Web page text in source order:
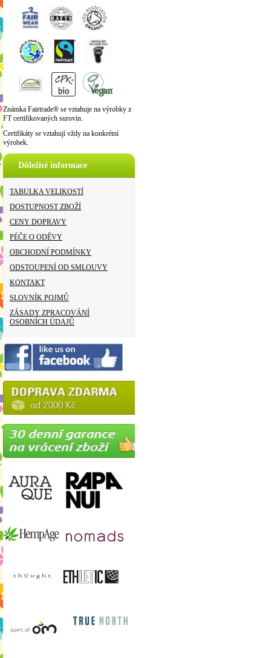
Známka Fairtrade® se vztahuje na výrobky z
FT certifikovaných surovin.
Certifikáty se vztahují vždy na konkrétní
výrobek.
Důležité informace
TABULKA VELIKOSTÍ
DOSTUPNOST ZBOŽÍ
CENY DOPRAVY
PÉČE O ODĚVY
OBCHODNÍ PODMÍNKY
ODSTOUPENÍ OD SMLOUVY
KONTAKT
SLOVNÍK POJMŮ
ZÁSADY ZPRACOVÁNÍ
OSOBNÍCH ÚDAJŮ